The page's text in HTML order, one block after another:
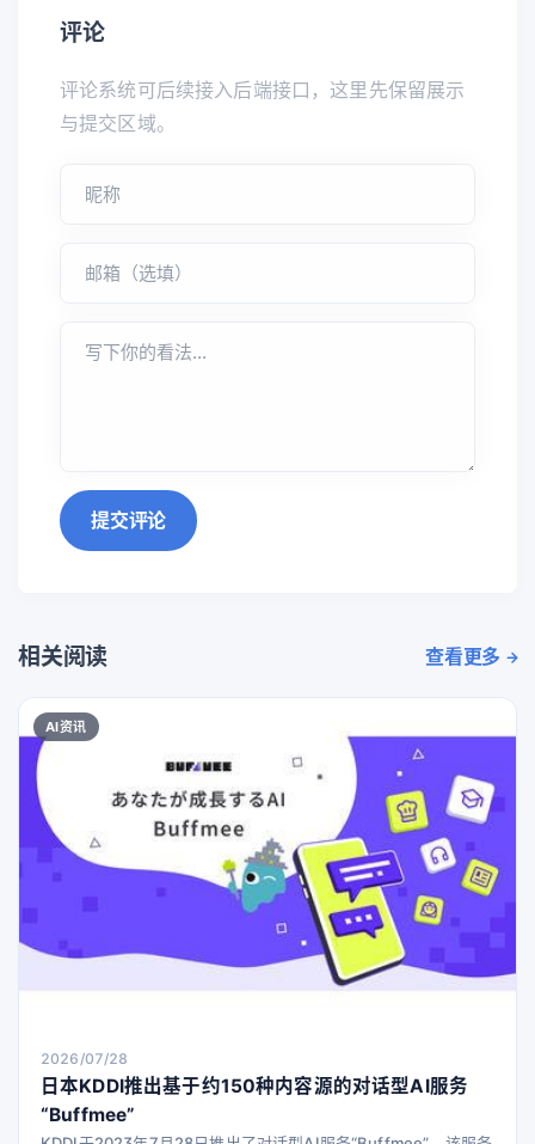
评论
评论系统可后续接入后端接口，这里先保留展示
与提交区域。
提交评论
相关阅读 查看更多
AI资讯
2026/07/28
日本KDDI推出基于约150种内容源的对话型AI服务
“Buffmee”